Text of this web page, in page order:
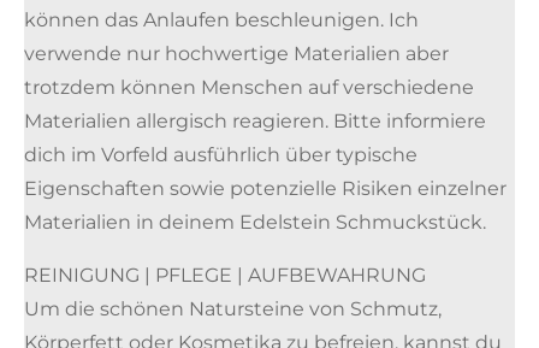
können das Anlaufen beschleunigen. Ich
verwende nur hochwertige Materialien aber
trotzdem können Menschen auf verschiedene
Materialien allergisch reagieren. Bitte informiere
dich im Vorfeld ausführlich über typische
Eigenschaften sowie potenzielle Risiken einzelner
Materialien in deinem Edelstein Schmuckstück.
REINIGUNG | PFLEGE | AUFBEWAHRUNG
Um die schönen Natursteine von Schmutz,
Körperfett oder Kosmetika zu befreien, kannst du